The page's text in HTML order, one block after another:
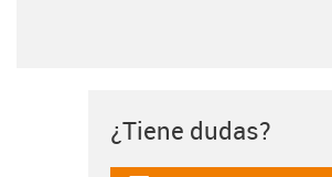
¿Tiene dudas?